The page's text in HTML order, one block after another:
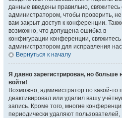
данные введены правильно, свяжитесь
администратором, чтобы проверить,
вам закрыт доступ к конференции.
возможно, что допущена ошибка в
конфигурации конференции, свяжитесь
администратором для исправления
Вернуться к началу
Я давно зарегистрирован, но больше
войти!
Возможно, администратор по какой-то
деактивировал или удалил вашу
запись. Кроме того, многие
периодически удаляют пользователей,